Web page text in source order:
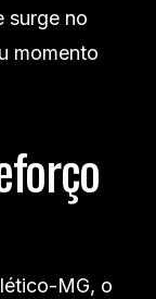
surge no
momento
MG, o